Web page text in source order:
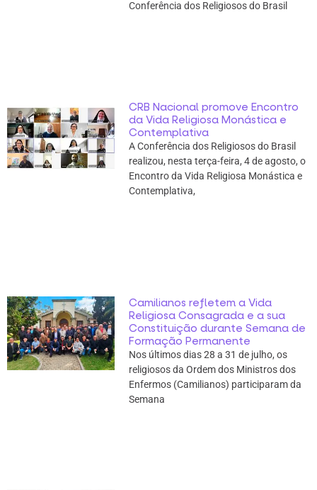
Conferência dos Religiosos do Brasil
CRB Nacional promove Encontro
da Vida Religiosa Monástica e
Contemplativa
A Conferência dos Religiosos do Brasil
realizou, nesta terça-feira, 4 de agosto, o
Encontro da Vida Religiosa Monástica e
Contemplativa,
Camilianos refletem a Vida
Religiosa Consagrada e a sua
Constituição durante Semana de
Formação Permanente
Nos últimos dias 28 a 31 de julho, os
religiosos da Ordem dos Ministros dos
Enfermos (Camilianos) participaram da
Semana